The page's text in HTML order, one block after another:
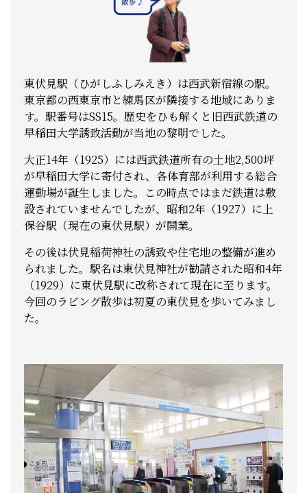
東伏見駅（ひがしふしみえき）は西武新宿線の駅。
東京都の西東京市と練馬区が隣接する地域にありま
す。駅番号はSS15。歴史をひも解くと旧西武鉄道の
早稲田大学誘致活動が当地の黎明でした。
大正14年（1925）には西武鉄道所有の土地2,500坪
が早稲田大学に寄付され、各体育部が利用する総合
運動場が誕生しました。この時点ではまだ鉄道は敷
設されていませんでしたが、昭和2年（1927）に上
保谷駅（現在の東伏見駅）が開業。
その後は伏見稲荷神社の誘致や住宅地の整備が進め
られました。駅名は東伏見神社が勧請された昭和4年
（1929）に東伏見駅に改称されて現在に至ります。
今回のラビング散歩は初夏の東伏見を歩いてみまし
た。